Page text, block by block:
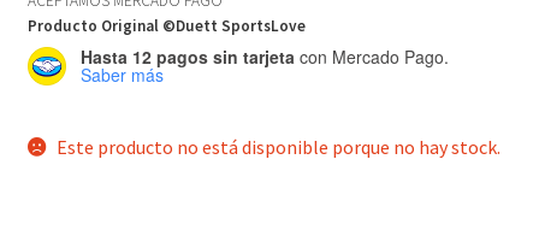
Producto Original ©Duett SportsLove
Hasta 12 pagos sin tarjeta con Mercado Pago.
Saber más
Este producto no está disponible porque no hay stock.